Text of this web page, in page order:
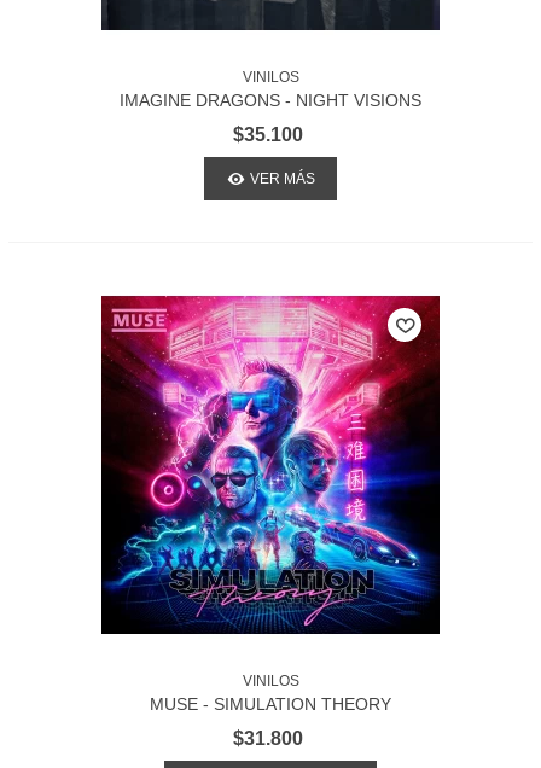
VINILOS
IMAGINE DRAGONS - NIGHT VISIONS
$35.100
VER MÁS
VINILOS
MUSE - SIMULATION THEORY
$31.800